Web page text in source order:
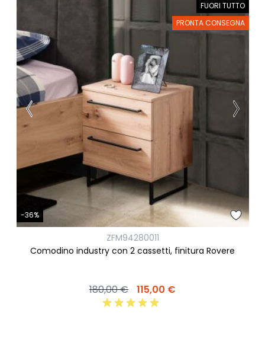
FUORI TUTTO
PRONTA CONSEGNA
-36%
ZFM94280011
Comodino industry con 2 cassetti, finitura Rovere
180,00 € 115,00 €